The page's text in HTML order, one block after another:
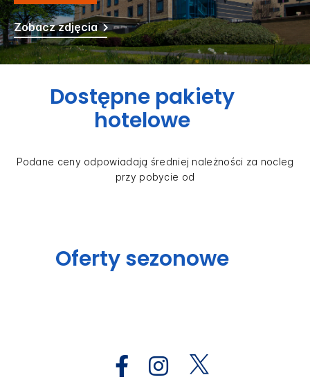
Zobacz zdjęcia
Dostępne pakiety
hotelowe
Podane ceny odpowiadają średniej należności za nocleg
przy pobycie od
Oferty sezonowe